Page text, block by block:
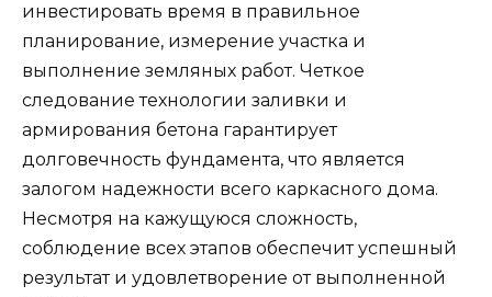
инвестировать время в правильное
планирование, измерение участка и
выполнение земляных работ. Четкое
следование технологии заливки и
армирования бетона гарантирует
долговечность фундамента, что является
залогом надежности всего каркасного дома.
Несмотря на кажущуюся сложность,
соблюдение всех этапов обеспечит успешный
результат и удовлетворение от выполненной